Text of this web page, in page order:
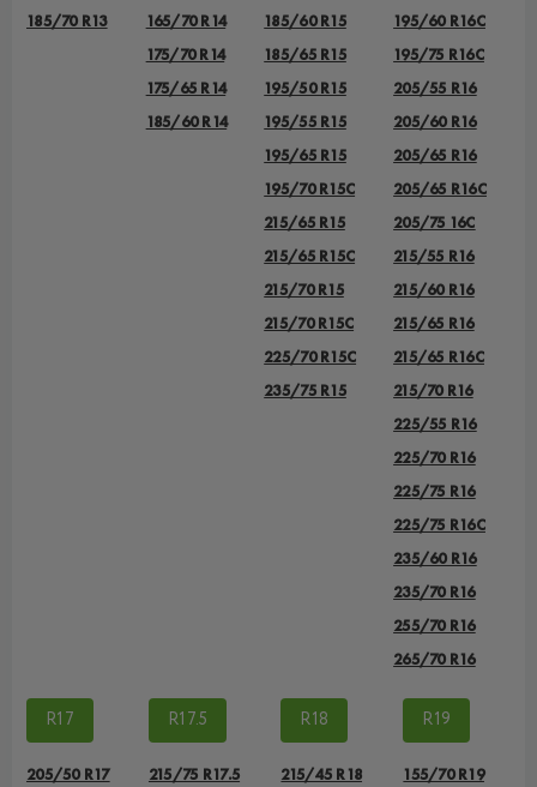
185/70 R13
165/70 R14
175/70 R14
175/65 R14
185/60 R14
185/60 R15
185/65 R15
195/50 R15
195/55 R15
195/65 R15
195/70 R15C
215/65 R15
215/65 R15C
215/70 R15
215/70 R15C
225/70 R15C
235/75 R15
195/60 R16C
195/75 R16C
205/55 R16
205/60 R16
205/65 R16
205/65 R16C
205/75 16C
215/55 R16
215/60 R16
215/65 R16
215/65 R16C
215/70 R16
225/55 R16
225/70 R16
225/75 R16
225/75 R16С
235/60 R16
235/70 R16
255/70 R16
265/70 R16
R17
205/50 R17
R17.5
215/75 R17.5
R18
215/45 R18
R19
155/70 R19